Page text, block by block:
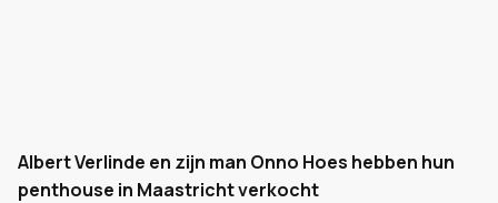
Albert Verlinde en zijn man Onno Hoes hebben hun
penthouse in Maastricht verkocht